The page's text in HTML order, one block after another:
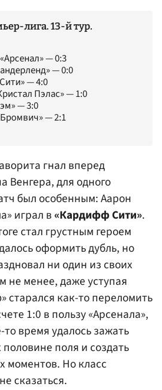
лига. 13-й тур.
— 0:3
— 0:0
— 4:0
Пэлас» — 1:0
— 3:0
— 2:1
гнал вперед
Венгера, для одного
был особенным:Аарон
играл в «Кардифф Сити».
стал грустным героем
оформить дубль, но
ни один из своих
не менее, даже уступая
старался как-то переломить
1:0 в пользу «Арсенала»,
время удалось зажать
поля и создать
моментов. Но класс
сказаться.